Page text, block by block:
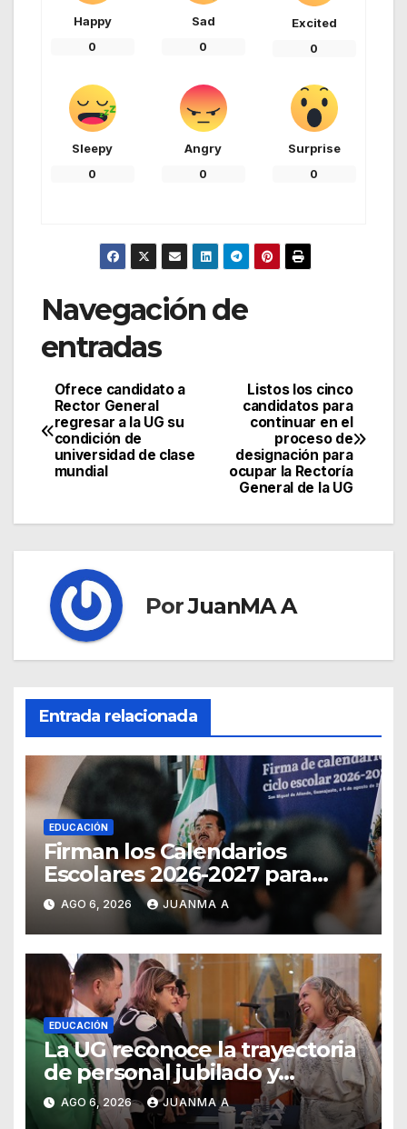
Happy
0
Sad
0
Excited
0
Sleepy
0
Angry
0
Surprise
0
Navegación de
entradas
Listos los cinco
candidatos para
continuar en el
proceso de
designación para
ocupar la Rectoría
General de la UG
Ofrece candidato a
Rector General
regresar a la UG su
condición de
universidad de clase
mundial
PorJuanMA A
Entrada relacionada
EDUCACIÓN
Firman los Calendarios
Escolares 2026-2027 para
Guanajuato
AGO 6, 2026 JUANMA A
EDUCACIÓN
La UG reconoce la trayectoria
de personal jubilado y
agradece su legado
AGO 6, 2026 JUANMA A